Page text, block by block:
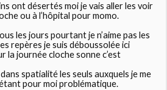
ont désertés moi je vais aller les voir
ou à l’hôpital pour momo.
les jours pourtant je n’aime pas les
repères je suis déboussolée ici
la journée cloche sonne c’est
spatialité les seuls auxquels je me
pour moi problématique.